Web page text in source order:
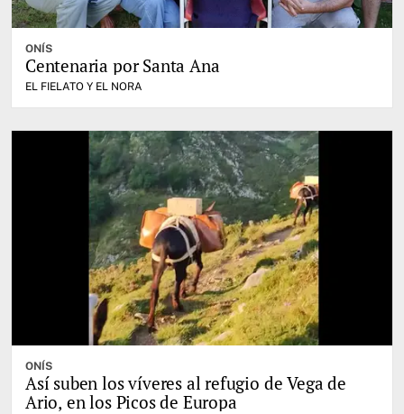
ONÍS
Centenaria por Santa Ana
EL FIELATO Y EL NORA
ONÍS
Así suben los víveres al refugio de Vega de
Ario, en los Picos de Europa